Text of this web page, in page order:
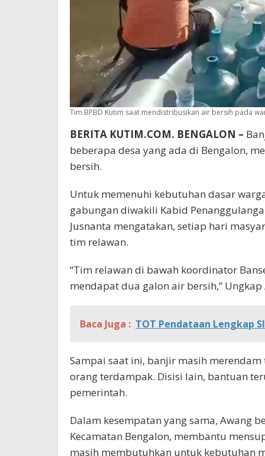
Tim BPBD Kutim saat mendistribusikan air bersih pada
BERITA KUTIM.COM. BENGALON –
beberapa desa yang ada di Bengalon,
bersih.
Untuk memenuhi kebutuhan dasar
gabungan diwakili Kabid
Jusnanta mengatakan, setiap hari
tim relawan.
“Tim relawan di bawah koordinator
mendapat dua galon air bersih,”
Baca Juga : TOT Pendataan Lengkap
Sampai saat ini, banjir masih
orang terdampak. Disisi lain, bantuan
pemerintah.
Dalam kesempatan yang sama, Awang
Kecamatan Bengalon, membantu
masih membutuhkan untuk kebutuhan